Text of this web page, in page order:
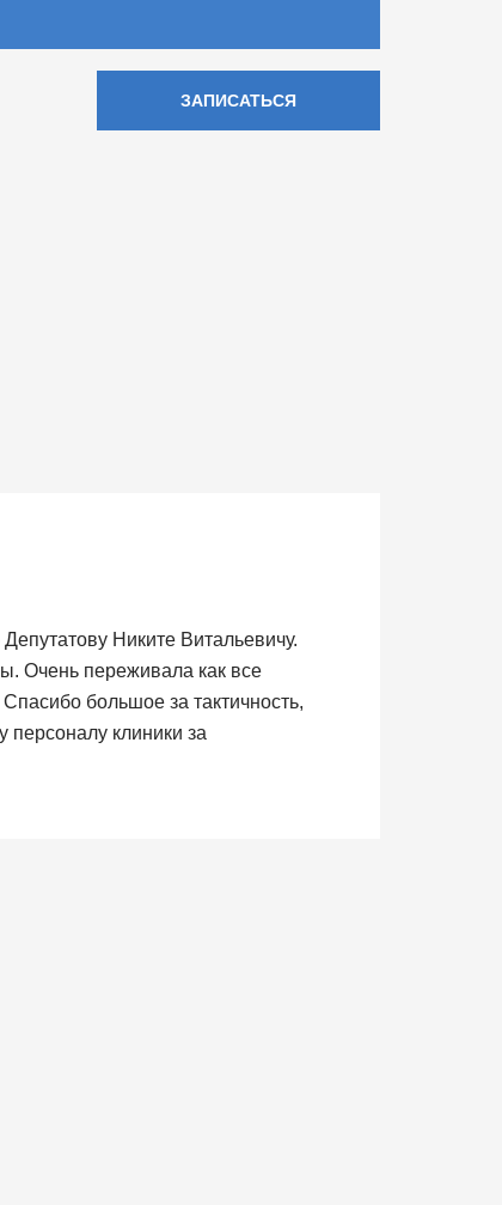
ЗАПИСАТЬСЯ
Никите Витальевичу.
Очень переживала как все
большое за тактичность,
персоналу клиники за